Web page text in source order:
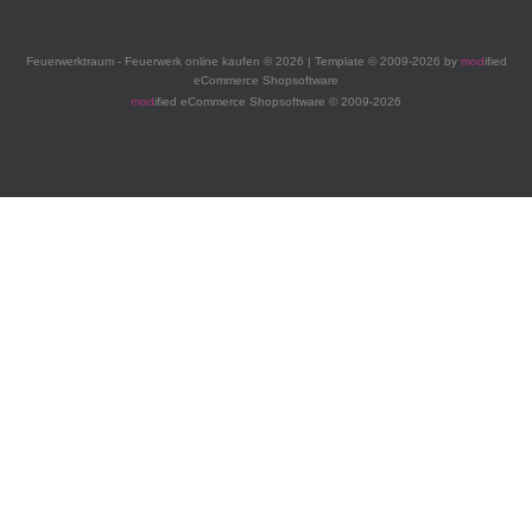
Feuerwerktraum - Feuerwerk online kaufen © 2026 | Template © 2009-2026 by modified
eCommerce Shopsoftware
modified eCommerce Shopsoftware © 2009-2026